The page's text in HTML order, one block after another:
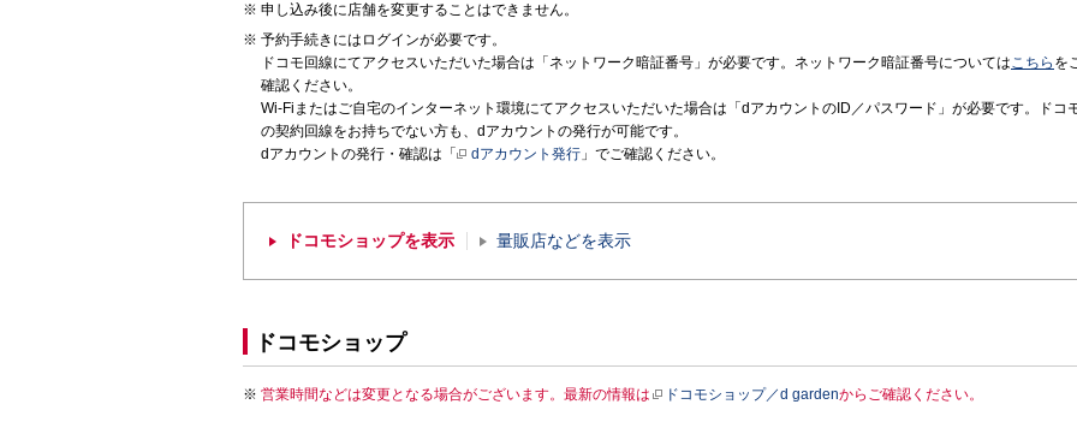
申し込み後に店舗を変更することはできません。
予約手続きにはログインが必要です。
ドコモ回線にてアクセスいただいた場合は「ネットワーク暗証番号」が必要です。ネットワーク暗証番号についてはこちら を
確認ください。
Wi-Fiまたはご自宅のインターネット環境にてアクセスいただいた場合は「dアカウントのID／パスワード」が必要です。ドコ
の契約回線をお持ちでない方も、dアカウントの発行が可能です。
dアカウントの発行・確認は「
dアカウント発行 」でご確認ください。
ドコモショップを表示 量販店などを表示
ドコモショップ
営業時間などは変更となる場合がございます。最新の情報は ドコモショップ／d gardenからご確認ください。